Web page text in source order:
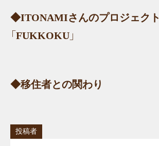
◆ITONAMIさんのプロジェクト
「FUKKOKU」
◆移住者との関わり
投稿者